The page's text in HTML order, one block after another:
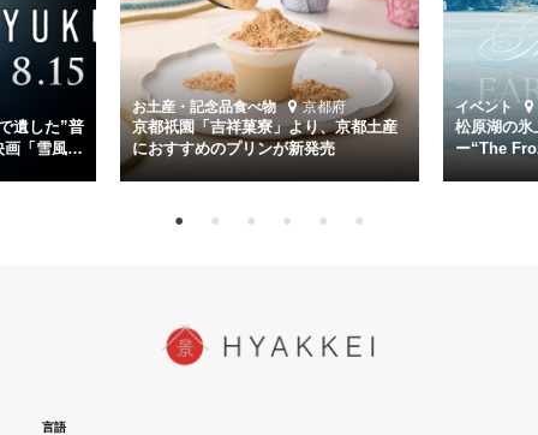
第二艦隊司令長官、伊藤整一を中井貴一が圧倒的な存在感で演じ切
る。
時代が再び、分断と暴力に揺れる現代。本作は「同じ過ちを繰り返す
道を歩んではいないか」と、彼らが命をかけて守りたいと願っ
た”今”を生きる私達に問いかける。戦後80年、戦争の記憶が薄れゆく
今だからこそ、尊い平和の価値を未来に繋ぐ作品『雪風 YUKIKAZE』
を多くの方にご覧いただきたい。
遺した”普
画「雪風
お土産・記念品食べ物 京都府
京都祇園「吉祥菓寮」より、京都土産
におすすめのプリンが新発売
イベント
松原湖の氷
ー“The
言語